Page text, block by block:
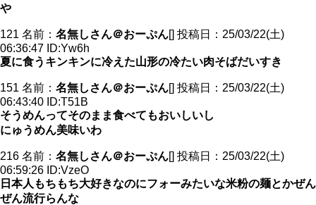
や
121 名前： 名無しさん＠おーぷん[] 投稿日：25/03/22(土)
06:36:47 ID:Yw6h
夏に食うキンキンに冷えた山形の冷たい肉そばだいすき
151 名前： 名無しさん＠おーぷん[] 投稿日：25/03/22(土)
06:43:40 ID:T51B
そうめんってそのまま食べてもおいしいし
にゅうめん美味いわ
216 名前： 名無しさん＠おーぷん[] 投稿日：25/03/22(土)
06:59:26 ID:VzeO
日本人もちもち大好きなのにフォーみたいな米粉の麺とかぜん
ぜん流行らんな